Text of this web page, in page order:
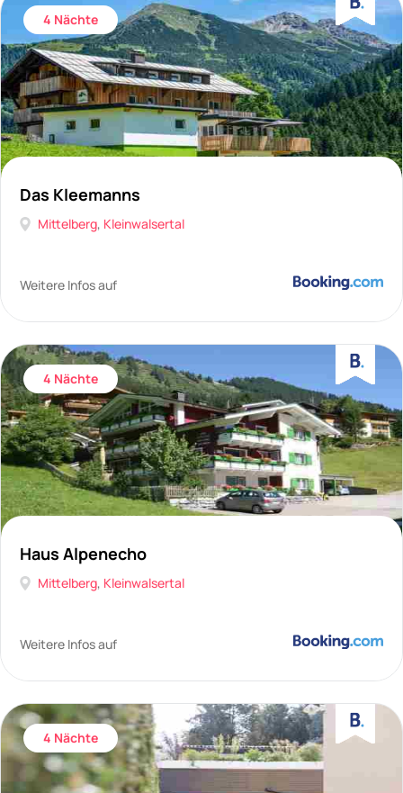
4 Nächte
Das Kleemanns
Mittelberg, Kleinwalsertal
Weitere Infos auf
4 Nächte
Haus Alpenecho
Mittelberg, Kleinwalsertal
Weitere Infos auf
4 Nächte